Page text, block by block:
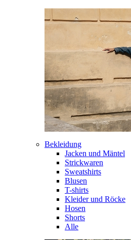
Bekleidung
Jacken und Mäntel
Strickwaren
Sweatshirts
Blusen
T-shirts
Kleider und Röcke
Hosen
Shorts
Alle